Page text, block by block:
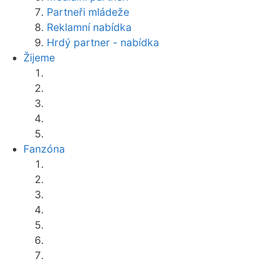
Partneři mládeže
Reklamní nabídka
Hrdý partner - nabídka
Žijeme
Fanzóna